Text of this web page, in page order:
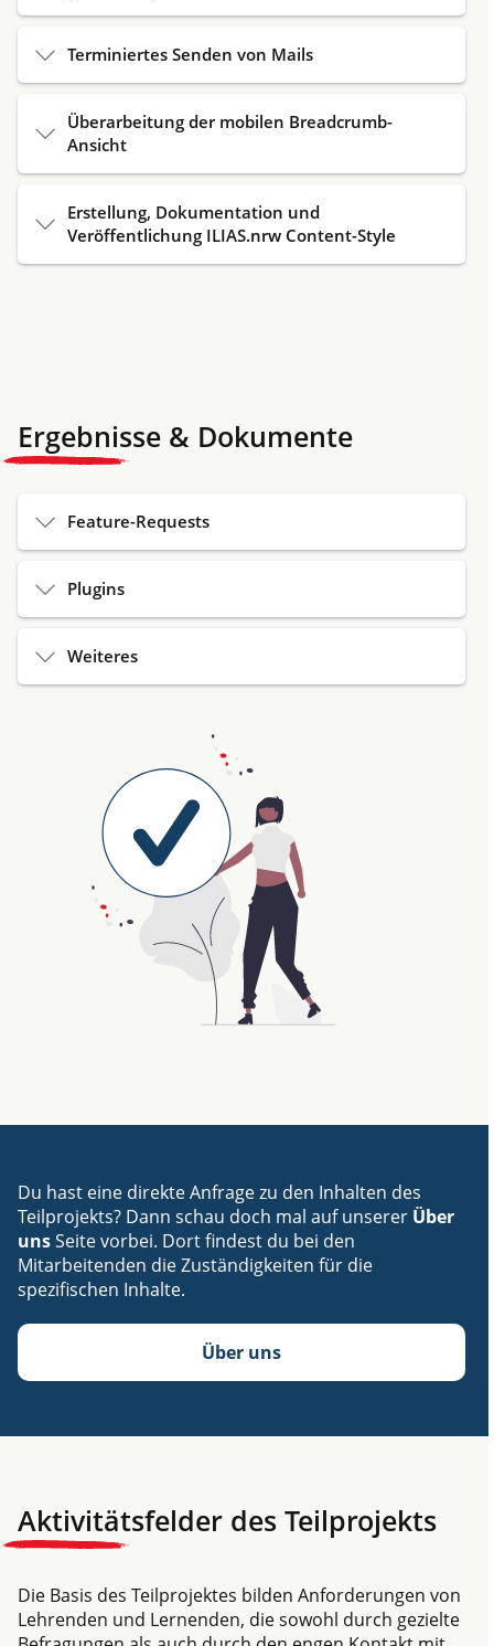
Terminiertes Senden von Mails
Überarbeitung der mobilen Breadcrumb-
Ansicht
Erstellung, Dokumentation und
Veröffentlichung ILIAS.nrw Content-Style
Ergebnisse & Dokumente
Feature-Requests
Plugins
Weiteres
Du hast eine direkte Anfrage zu den Inhalten des
Teilprojekts? Dann schau doch mal auf unserer Über
unsSeite vorbei. Dort findest du bei den
Mitarbeitenden die Zuständigkeiten für die
spezifischen Inhalte.
Über uns
Aktivitätsfelder des Teilprojekts
Die Basis des Teilprojektes bilden Anforderungen von
Lehrenden und Lernenden, die sowohl durch gezielte